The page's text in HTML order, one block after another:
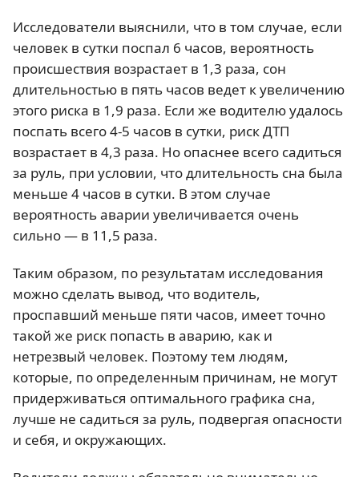
Исследователи выяснили, что в том случае, если
человек в сутки поспал 6 часов, вероятность
происшествия возрастает в 1,3 раза, сон
длительностью в пять часов ведет к увеличению
этого риска в 1,9 раза. Если же водителю удалось
поспать всего 4-5 часов в сутки, риск ДТП
возрастает в 4,3 раза. Но опаснее всего садиться
за руль, при условии, что длительность сна была
меньше 4 часов в сутки. В этом случае
вероятность аварии увеличивается очень
сильно — в 11,5 раза.
Таким образом, по результатам исследования
можно сделать вывод, что водитель,
проспавший меньше пяти часов, имеет точно
такой же риск попасть в аварию, как и
нетрезвый человек. Поэтому тем людям,
которые, по определенным причинам, не могут
придерживаться оптимального графика сна,
лучше не садиться за руль, подвергая опасности
и себя, и окружающих.